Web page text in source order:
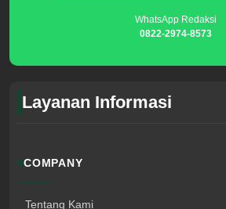
WhatsApp Redaksi
0822-2974-8573
Layanan Informasi
COMPANY
Tentang Kami